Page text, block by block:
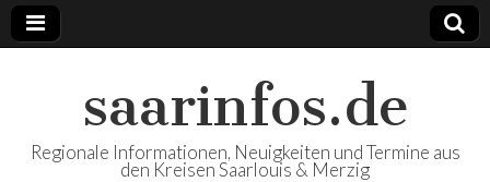
saarinfos.de
Regionale Informationen, Neuigkeiten und Termine aus
den Kreisen Saarlouis & Merzig